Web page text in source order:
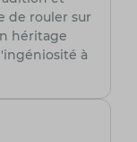
de rouler sur
héritage
à